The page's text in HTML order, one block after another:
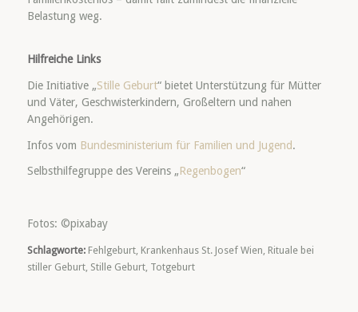
Belastung weg.
Hilfreiche Links
Die Initiative „Stille Geburt“ bietet Unterstützung für Mütter
und Väter, Geschwisterkindern, Großeltern und nahen
Angehörigen.
Infos vom Bundesministerium für Familien und Jugend.
Selbsthilfegruppe des Vereins „Regenbogen“
Fotos: ©pixabay
Schlagworte: Fehlgeburt, Krankenhaus St. Josef Wien, Rituale bei
stiller Geburt, Stille Geburt, Totgeburt